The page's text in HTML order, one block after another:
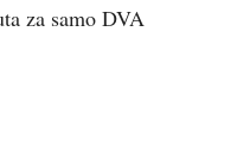
za samo DVA